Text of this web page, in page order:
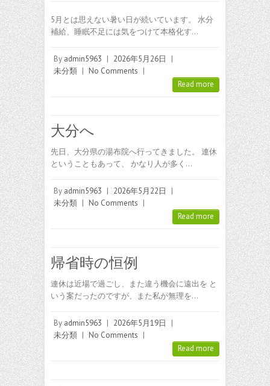
5月とは思えない暑い日が続いています。 水分
補給、睡眠不足には気をつけて本格化す…
By admin5963 | 2026年5月26日
|
未分類 | No Comments |
Read more
大分へ
先日、大分県の湯布院へ行ってきました。 連休
ということもあって、 かなり人が多く…
By admin5963 | 2026年5月22日
|
未分類 | No Comments |
Read more
帰省時の恒例
連休は近場で過ごし、また違う機会に遠出を と
いう案だったのですが、また私が無理を…
By admin5963 | 2026年5月19日
|
未分類 | No Comments |
Read more